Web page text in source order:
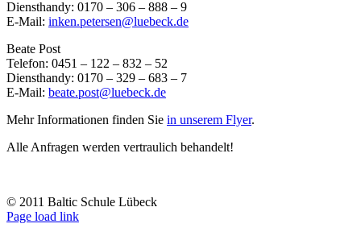
Diensthandy: 0170 – 306 – 888 – 9
E-Mail: inken.petersen@luebeck.de
Beate Post
Telefon: 0451 – 122 – 832 – 52
Diensthandy: 0170 – 329 – 683 – 7
E-Mail: beate.post@luebeck.de
Mehr Informationen finden Sie in unserem Flyer.
Alle Anfragen werden vertraulich behandelt!
© 2011 Baltic Schule Lübeck
Rss
Page load link